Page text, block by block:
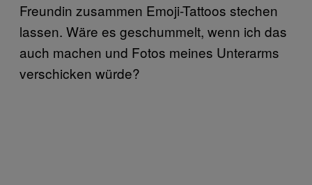
Freundin zusammen Emoji-Tattoos stechen
lassen. Wäre es geschummelt, wenn ich das
auch machen und Fotos meines Unterarms
verschicken würde?